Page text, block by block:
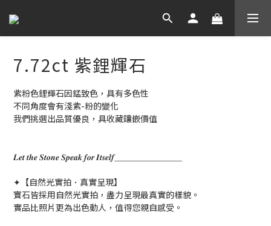
7.72ct 紫鋰輝石
紫粉色鋰輝石因錳致色，具有多色性
不同角度會有淺紫-粉的變化
我們挑選出品質優良，具收藏鑲嵌價值
𝑳𝒆𝒕 𝒕𝒉𝒆 𝑺𝒕𝒐𝒏𝒆 𝑺𝒑𝒆𝒂𝒌 𝒇𝒐𝒓 𝑰𝒕𝒔𝒆𝒍𝒇＿＿＿＿＿＿＿＿
✦【自然光實拍．真實呈現】
寶石皆採用自然光實拍，盡力呈現最真實的樣貌。
實品比照片更為出色動人，值得您親自感受。